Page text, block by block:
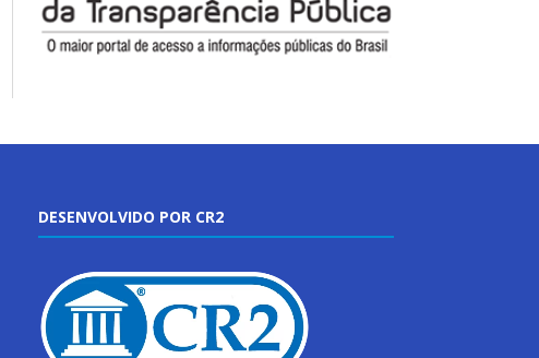
DESENVOLVIDO POR CR2